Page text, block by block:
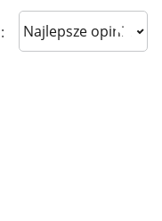
Sort reviews